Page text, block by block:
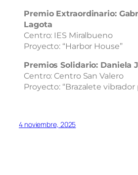
Premio Extraordinario:
Lagota
Centro: IES Miralbueno
Proyecto: “Harbor House”
Premios Solidario: Daniela
Centro: Centro San Valero
Proyecto: “Brazalete vibrador
4 noviembre, 2025